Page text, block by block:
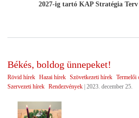
2027-ig tartó KAP Stratégia
Békés, boldog ünnepeket!
Rövid hírek Hazai hírek Szövetkezeti hírek Termelői
Szervezeti hírek Rendezvények | 2023. december 25.